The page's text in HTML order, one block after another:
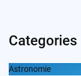
Categories
Astronomie